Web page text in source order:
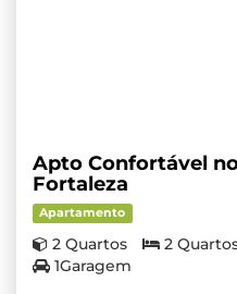
Apto Confortável
Fortaleza
Apartamento
2 Quartos 2
1Garagem